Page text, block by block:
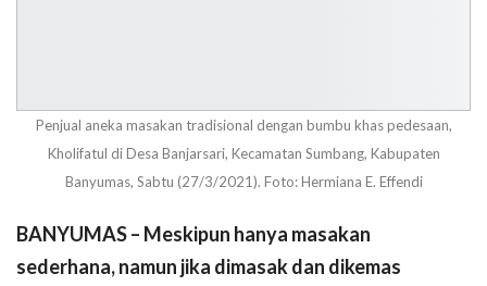
Penjual aneka masakan tradisional dengan bumbu khas pedesaan,
Kholifatul di Desa Banjarsari, Kecamatan Sumbang, Kabupaten
Banyumas, Sabtu (27/3/2021). Foto: Hermiana E. Effendi
BANYUMAS – Meskipun hanya masakan
sederhana, namun jika dimasak dan dikemas